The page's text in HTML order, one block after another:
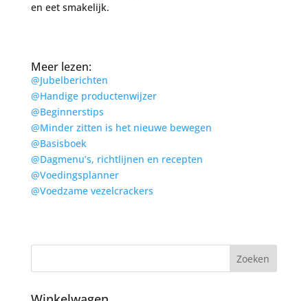
en eet smakelijk.
Meer lezen:
@Jubelberichten
@Handige productenwijzer
@Beginnerstips
@Minder zitten is het nieuwe bewegen
@Basisboek
@Dagmenu’s, richtlijnen en recepten
@Voedingsplanner
@Voedzame vezelcrackers